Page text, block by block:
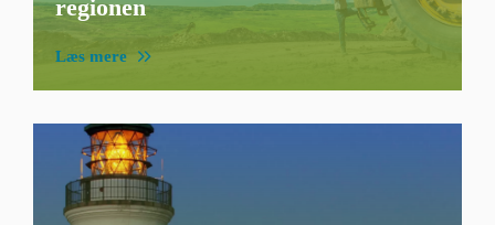
regionen
Læs mere